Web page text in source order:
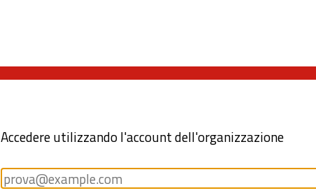
Accedere utilizzando l'account dell'organizzazione